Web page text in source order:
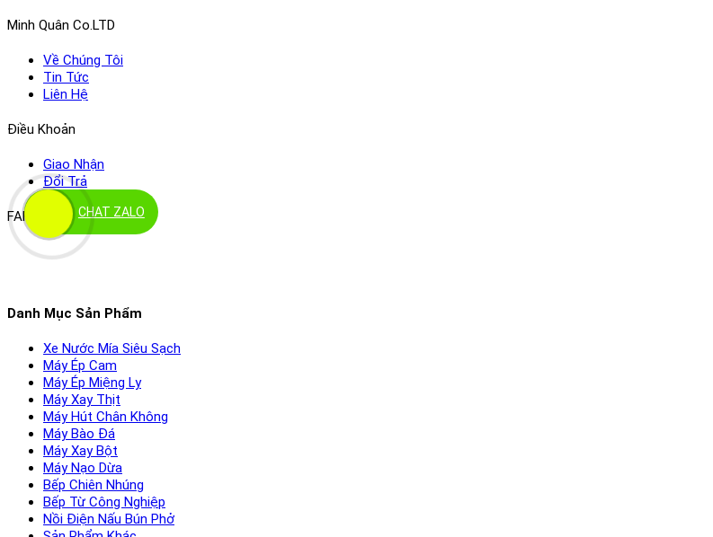
CHAT ZALO
Minh Quân Co.LTD
Về Chúng Tôi
Tin Tức
Liên Hệ
Điều Khoản
Giao Nhận
Đổi Trả
FANPAGE
Danh Mục Sản Phẩm
Xe Nước Mía Siêu Sạch
Máy Ép Cam
Máy Ép Miệng Ly
Máy Xay Thịt
Máy Hút Chân Không
Máy Bào Đá
Máy Xay Bột
Máy Nạo Dừa
Bếp Chiên Nhúng
Bếp Từ Công Nghiệp
Nồi Điện Nấu Bún Phở